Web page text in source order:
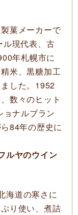
菓メーカーで
ル現代表、古
年札幌市に
米、黒糖加工
した。1952
数々のヒット
ナルブラン
84年の歴史に
ルヤのウイン
海道の寒さに
り使い、煮詰